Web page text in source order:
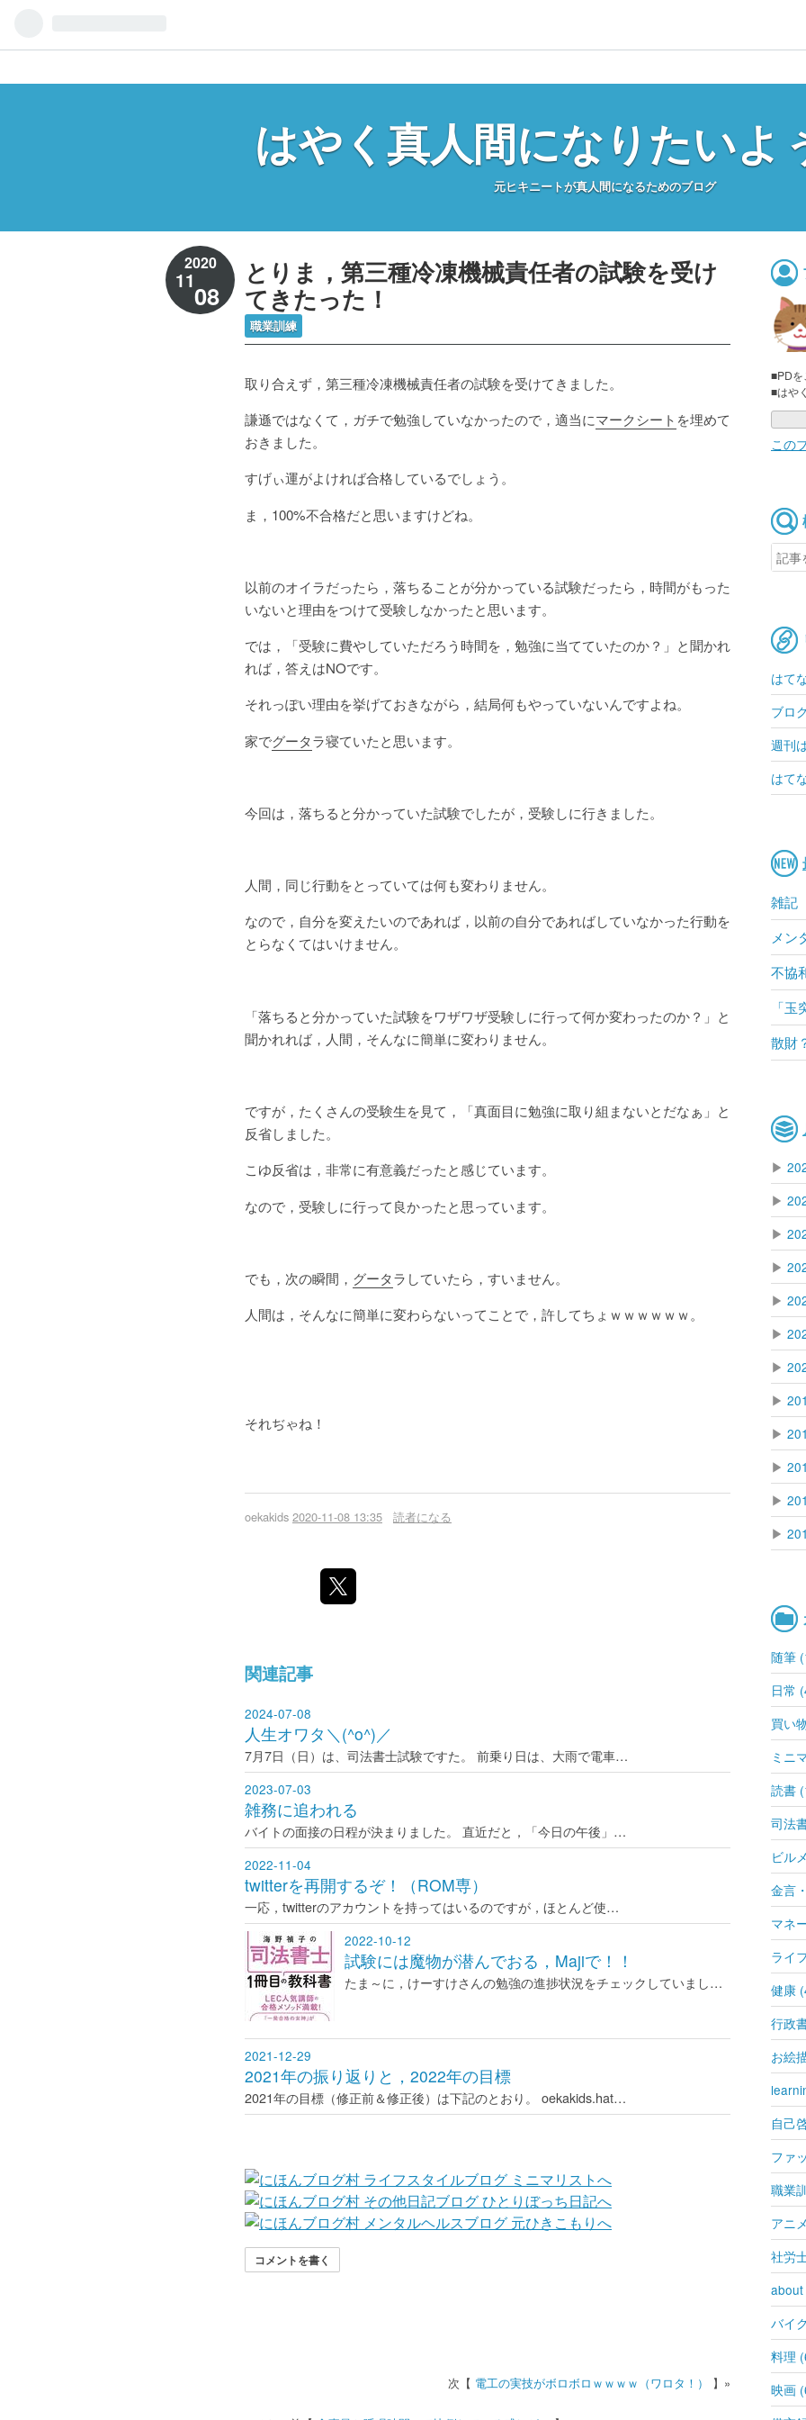
はやく真人間になりたいよ
元ヒキニートが真人間になるためのブログ
2020
1108
とりま，第三種冷凍機械責任者の試験を受け
てきたった！
職業訓練
取り合えず，第三種冷凍機械責任者の試験を受けてきました。
謙遜ではなくて，ガチで勉強していなかったので，適当にマークシート を埋めて
おきました。
すげぃ運がよければ合格しているでしょう。
ま，100%不合格だと思いますけどね。
以前のオイラだったら，落ちることが分かっている試験だったら，時間がもった
いないと理由をつけて受験しなかったと思います。
では，「受験に費やしていただろう時間を，勉強に当てていたのか？」と聞かれ
れば，答えはNOです。
それっぽい理由を挙げておきながら，結局何もやっていないんですよね。
家でグータラ寝ていたと思います。
今回は，落ちると分かっていた試験でしたが，受験しに行きました。
人間，同じ行動をとっていては何も変わりません。
なので，自分を変えたいのであれば，以前の自分であればしていなかった行動を
とらなくてはいけません。
「落ちると分かっていた試験をワザワザ受験しに行って何か変わったのか？」と
聞かれれば，人間，そんなに簡単に変わりません。
ですが，たくさんの受験生を見て，「真面目に勉強に取り組まないとだなぁ」と
反省しました。
こゆ反省は，非常に有意義だったと感じています。
なので，受験しに行って良かったと思っています。
でも，次の瞬間， グータラしていたら，すいません。
人間は，そんなに簡単に変わらないってことで，許してちょｗｗｗｗｗｗ。
それぢゃね！
oekakids 2020-11-08 13:35 読者になる
関連記事
2024-07-08
人生オワタ＼(^o^)／
7月7日（日）は、司法書士試験ですた。 前乗り日は、大雨で電車…
2023-07-03
雑務に追われる
バイトの面接の日程が決まりました。 直近だと，「今日の午後」…
2022-11-04
twitterを再開するぞ！（ROM専）
一応，twitterのアカウントを持ってはいるのですが，ほとんど使…
2022-10-12
試験には魔物が潜んでおる，Majiで！！
たま～に，けーすけさんの勉強の進捗状況をチェックしていまし…
2021-12-29
2021年の振り返りと，2022年の目標
2021年の目標（修正前＆修正後）は下記のとおり。 oekakids.hat…
コメントを書く
電工の実技がボロボロｗｗｗｗ（ワロタ！）
■PDを
■はや
この
はて
ブロ
週刊
はて
雑記
メン
不協
「
散財
▶
▶
▶
▶
▶
▶
▶
▶
▶
▶
▶
▶
随筆
日常
買い
ミニ
読書
司法
ビル
金言
マネ
ライ
健康
行政
お絵
自己
ファ
職業
アニ
社労
バイ
料理
映画